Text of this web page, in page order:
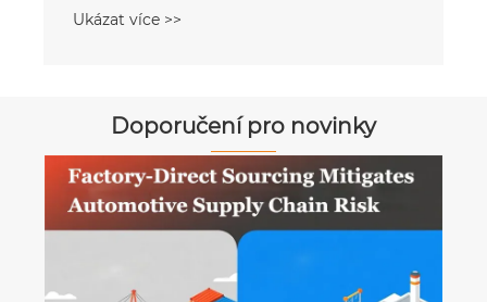
Ukázat více >>
Doporučení pro novinky